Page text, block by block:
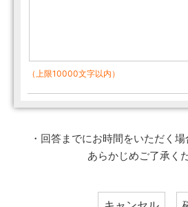
（上限10000文字以内）
・回答までにお時間をいただく場
あらかじめご了承く